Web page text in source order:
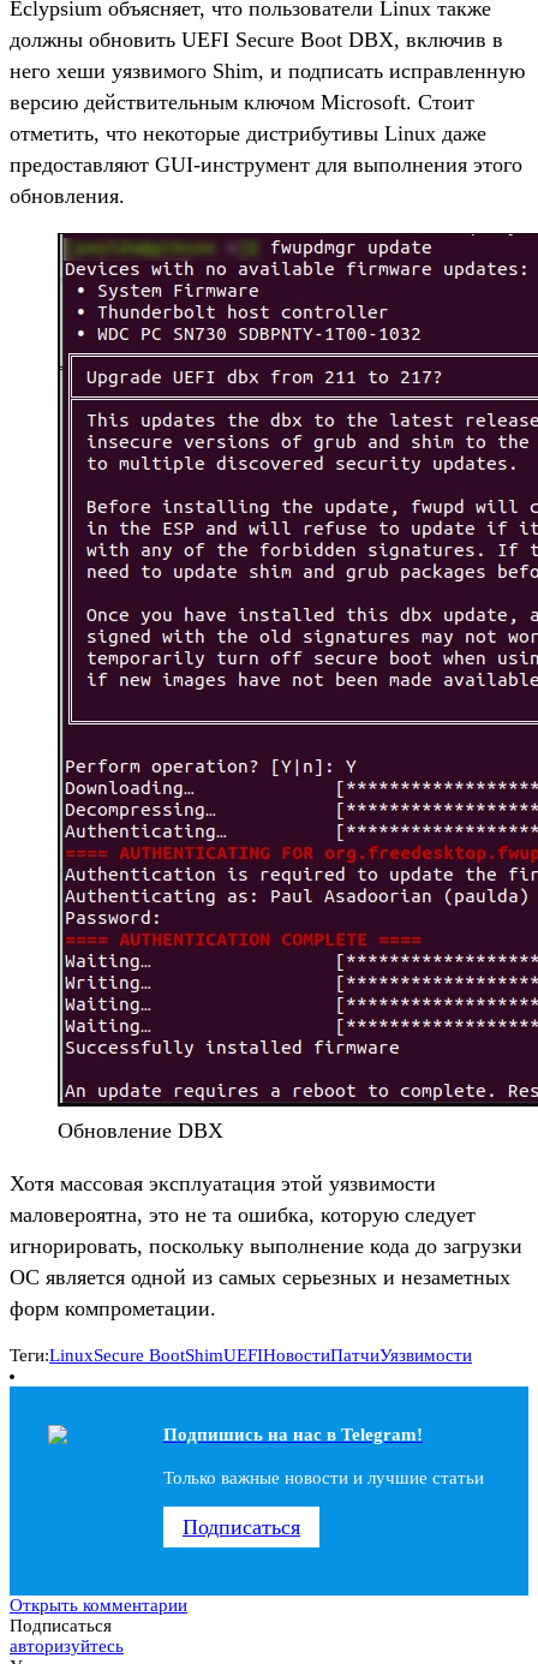
Eclypsium объясняет, что пользователи Linux также
должны обновить UEFI Secure Boot DBX, включив в
него хеши уязвимого Shim, и подписать исправленную
версию действительным ключом Microsoft. Стоит
отметить, что некоторые дистрибутивы Linux даже
предоставляют GUI-инструмент для выполнения этого
обновления.
Обновление DBX
Хотя массовая эксплуатация этой уязвимости
маловероятна, это не та ошибка, которую следует
игнорировать, поскольку выполнение кода до загрузки
ОС является одной из самых серьезных и незаметных
форм компрометации.
Теги:LinuxSecure BootShimUEFIНовостиПатчиУязвимости
Подпишись на наc в Telegram!
Только важные новости и лучшие статьи
Подписаться
Открыть комментарии
Подписаться
авторизуйтесь